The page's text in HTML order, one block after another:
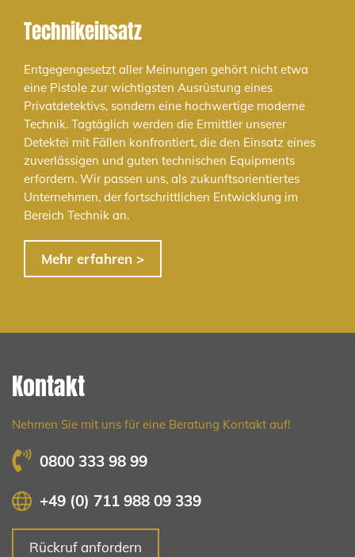
Technikeinsatz
Entgegengesetzt aller Meinungen gehört nicht etwa
eine Pistole zur wichtigsten Ausrüstung eines
Privatdetektivs, sondern eine hochwertige moderne
Technik. Tagtäglich werden die Ermittler unserer
Detektei mit Fällen konfrontiert, die den Einsatz eines
zuverlässigen und guten technischen Equipments
erfordern. Wir passen uns, als zukunftsorientiertes
Unternehmen, der fortschrittlichen Entwicklung im
Bereich Technik an.
Mehr erfahren >
Kontakt
Nehmen Sie mit uns für eine Beratung Kontakt auf!
0800 333 98 99
+49 (0) 711 988 09 339
Rückruf anfordern